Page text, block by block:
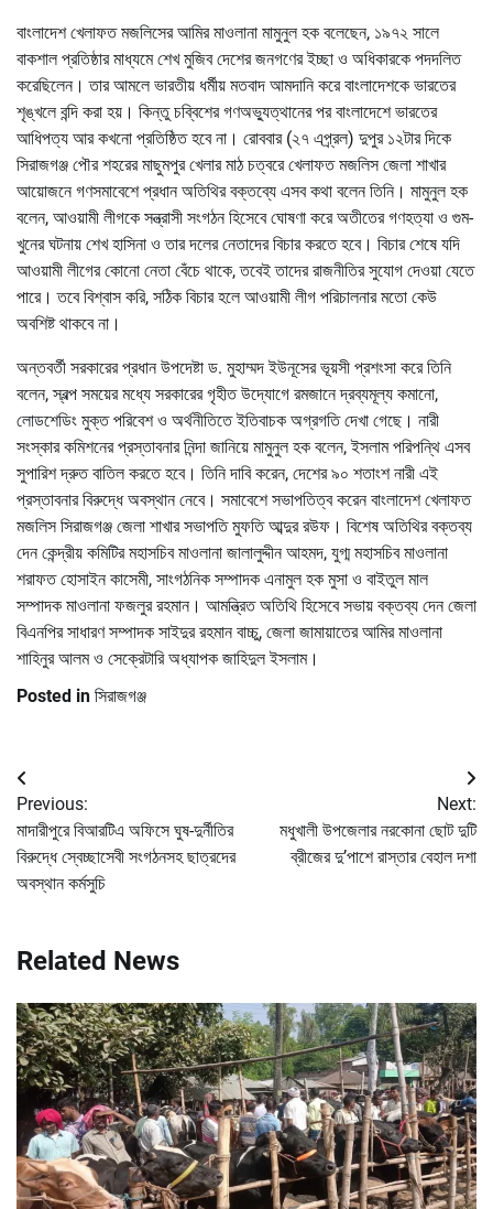
বাংলাদেশ খেলাফত মজলিসের আমির মাওলানা মামুনুল হক বলেছেন, ১৯৭২ সালে
বাকশাল প্রতিষ্ঠার মাধ্যমে শেখ মুজিব দেশের জনগণের ইচ্ছা ও অধিকারকে পদদলিত
করেছিলেন। তার আমলে ভারতীয় ধর্মীয় মতবাদ আমদানি করে বাংলাদেশকে ভারতের
শৃঙ্খলে বন্দি করা হয়। কিন্তু চব্বিশের গণঅভ্যুত্থানের পর বাংলাদেশে ভারতের
আধিপত্য আর কখনো প্রতিষ্ঠিত হবে না। রোববার (২৭ এপ্র্রল) দুপুর ১২টার দিকে
সিরাজগঞ্জ পৌর শহরের মাছুমপুর খেলার মাঠ চত্বরে খেলাফত মজলিস জেলা শাখার
আয়োজনে গণসমাবেশে প্রধান অতিথির বক্তব্যে এসব কথা বলেন তিনি। মামুনুল হক
বলেন, আওয়ামী লীগকে সন্ত্রাসী সংগঠন হিসেবে ঘোষণা করে অতীতের গণহত্যা ও গুম-
খুনের ঘটনায় শেখ হাসিনা ও তার দলের নেতাদের বিচার করতে হবে। বিচার শেষে যদি
আওয়ামী লীগের কোনো নেতা বেঁচে থাকে, তবেই তাদের রাজনীতির সুযোগ দেওয়া যেতে
পারে। তবে বিশ্বাস করি, সঠিক বিচার হলে আওয়ামী লীগ পরিচালনার মতো কেউ
অবশিষ্ট থাকবে না।
অন্তবর্তী সরকারের প্রধান উপদেষ্টা ড. মুহাম্মদ ইউনূসের ভূয়সী প্রশংসা করে তিনি
বলেন, স্বল্প সময়ের মধ্যে সরকারের গৃহীত উদ্যোগে রমজানে দ্রব্যমূল্য কমানো,
লোডশেডিং মুক্ত পরিবেশ ও অর্থনীতিতে ইতিবাচক অগ্রগতি দেখা গেছে। নারী
সংস্কার কমিশনের প্রস্তাবনার নিন্দা জানিয়ে মামুনুল হক বলেন, ইসলাম পরিপন্থি এসব
সুপারিশ দ্রুত বাতিল করতে হবে। তিনি দাবি করেন, দেশের ৯০ শতাংশ নারী এই
প্রস্তাবনার বিরুদ্ধে অবস্থান নেবে। সমাবেশে সভাপতিত্ব করেন বাংলাদেশ খেলাফত
মজলিস সিরাজগঞ্জ জেলা শাখার সভাপতি মুফতি আব্দুর রউফ। বিশেষ অতিথির বক্তব্য
দেন কেন্দ্রীয় কমিটির মহাসচিব মাওলানা জালালুদ্দীন আহমদ, যুগ্ম মহাসচিব মাওলানা
শরাফত হোসাইন কাসেমী, সাংগঠনিক সম্পাদক এনামুল হক মুসা ও বাইতুল মাল
সম্পাদক মাওলানা ফজলুর রহমান। আমন্ত্রিত অতিথি হিসেবে সভায় বক্তব্য দেন জেলা
বিএনপির সাধারণ সম্পাদক সাইদুর রহমান বাচ্চু, জেলা জামায়াতের আমির মাওলানা
শাহিনুর আলম ও সেক্রেটারি অধ্যাপক জাহিদুল ইসলাম।
Posted in সিরাজগঞ্জ
Post
navigation
Previous:
মাদারীপুরে বিআরটিএ অফিসে ঘুষ-দুর্নীতির
বিরুদ্ধে স্বেচ্ছাসেবী সংগঠনসহ ছাত্রদের
অবস্থান কর্মসুচি
Next:
মধুখালী উপজেলার নরকোনা ছোট দুটি
ব্রীজের দু’পাশে রাস্তার বেহাল দশা
Related News